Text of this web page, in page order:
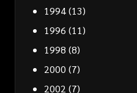
1994(13)
1996 (11)
1998 (8)
2000 (7)
2002 (7)